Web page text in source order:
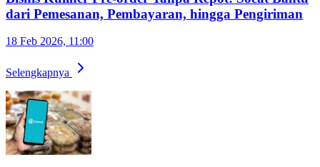
dari Pemesanan, Pembayaran, hingga Pengiriman
18 Feb 2026, 11:00
Selengkapnya